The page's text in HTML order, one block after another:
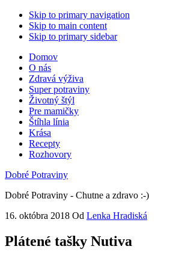
Skip to primary navigation
Skip to main content
Skip to primary sidebar
Domov
O nás
Zdravá výživa
Super potraviny
Životný štýl
Pre mamičky
Štíhla línia
Krása
Recepty
Rozhovory
Dobré Potraviny
Dobré Potraviny - Chutne a zdravo :-)
16. októbra 2018 Od Lenka Hradiská
Plátené tašky Nutiva